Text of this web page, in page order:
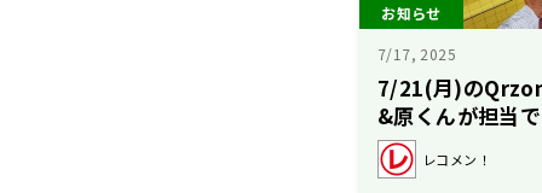
お知らせ
7/17, 2025
7/21(月)の
&原くんが担当で
レコメン！